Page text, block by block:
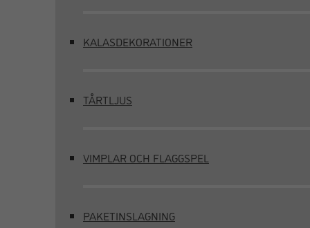
KALASDEKORATIONER
TÅRTLJUS
VIMPLAR OCH FLAGGSPEL
PAKETINSLAGNING